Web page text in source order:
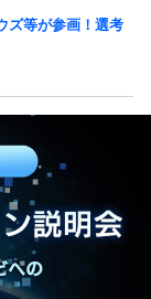
ズ等が参画！選考